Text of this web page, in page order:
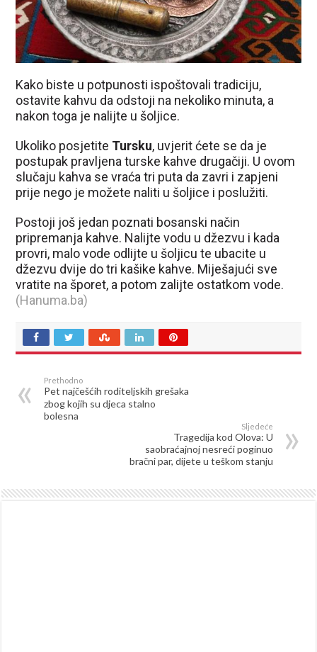
Kako biste u potpunosti ispoštovali tradiciju,
ostavite kahvu da odstoji na nekoliko minuta, a
nakon toga je nalijte u šoljice.
Ukoliko posjetite Tursku, uvjerit ćete se da je
postupak pravljena turske kahve drugačiji. U ovom
slučaju kahva se vraća tri puta da zavri i zapjeni
prije nego je možete naliti u šoljice i poslužiti.
Postoji još jedan poznati bosanski način
pripremanja kahve. Nalijte vodu u džezvu i kada
provri, malo vode odlijte u šoljicu te ubacite u
džezvu dvije do tri kašike kahve. Miješajući sve
vratite na šporet, a potom zalijte ostatkom vode.
(Hanuma.ba)
Prethodno
Pet najčešćih roditeljskih grešaka
zbog kojih su djeca stalno
bolesna
Sljedeće
Tragedija kod Olova: U
saobraćajnoj nesreći poginuo
bračni par, dijete u teškom stanju